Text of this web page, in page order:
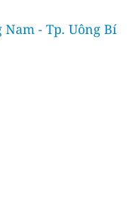
Nam - Tp. Uông Bí